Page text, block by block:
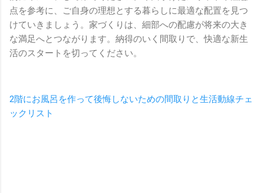
点を参考に、ご自身の理想とする暮らしに最適な配置を見つ
けていきましょう。家づくりは、細部への配慮が将来の大き
な満足へとつながります。納得のいく間取りで、快適な新生
活のスタートを切ってください。
2階にお風呂を作って後悔しないための間取りと生活動線チェ
ックリスト